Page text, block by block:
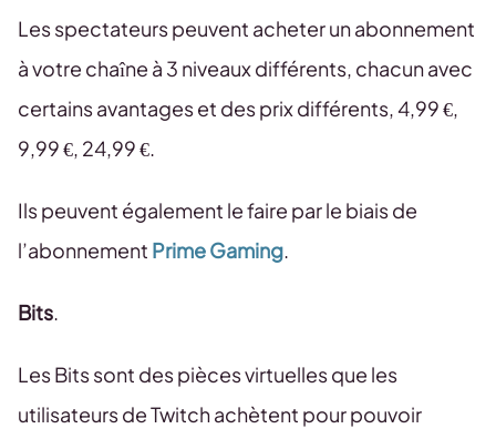
Les spectateurs peuvent acheter un abonnement
à votre chaîne à 3 niveaux différents, chacun avec
certains avantages et des prix différents, 4,99 €,
9,99 €, 24,99 €.
Ils peuvent également le faire par le biais de
l’abonnement Prime Gaming.
Bits.
Les Bits sont des pièces virtuelles que les
utilisateurs de Twitch achètent pour pouvoir